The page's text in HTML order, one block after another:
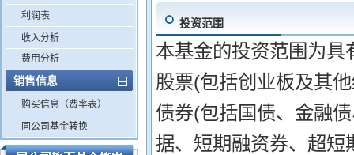
利润表
收入分析
费用分析
销售信息
购买信息（费率表）
同公司基金转换
投资范围
本基金的投资范围为
股票(包括创业板及其
债券(包括国债、金融
据、短期融资券、超